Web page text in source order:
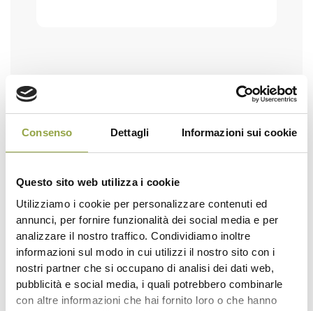
Consenso Dettagli Informazioni sui cookie
Questo sito web utilizza i cookie
Utilizziamo i cookie per personalizzare contenuti ed
annunci, per fornire funzionalità dei social media e per
analizzare il nostro traffico. Condividiamo inoltre
informazioni sul modo in cui utilizzi il nostro sito con i
nostri partner che si occupano di analisi dei dati web,
pubblicità e social media, i quali potrebbero combinarle
con altre informazioni che hai fornito loro o che hanno